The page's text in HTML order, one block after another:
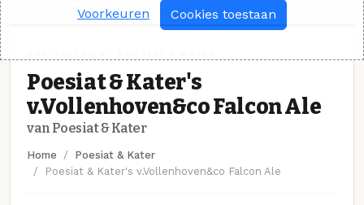
Poesiat & Kater's
v.Vollenhoven&co Falcon Ale
van Poesiat & Kater
Home
Poesiat & Kater
Poesiat & Kater's v.Vollenhoven&co Falcon Ale
Voorkeuren Cookies toestaan